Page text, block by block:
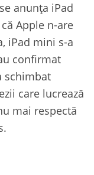
anunța iPad
Apple n-are
iPad mini s-a
confirmat
schimbat
care lucrează
mai respectă